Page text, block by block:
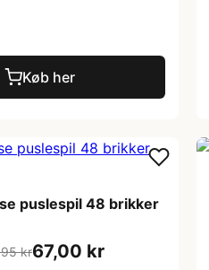
Køb her
puslespil 48 brikker
kr67,00 kr